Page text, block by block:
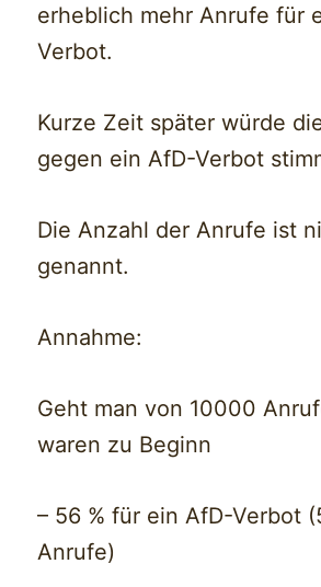
erheblich mehr Anrufe für
Verbot.
Kurze Zeit später würde
gegen ein AfD-Verbot
Die Anzahl der Anrufe ist
genannt.
Annahme:
Geht man von 10000
waren zu Beginn
– 56 % für ein AfD-Verbot
Anrufe)